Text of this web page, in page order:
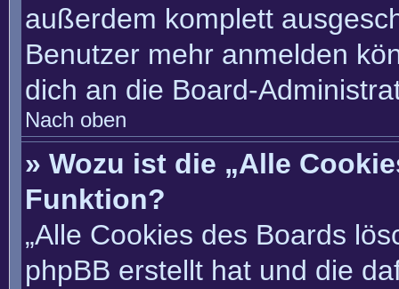
außerdem komplett
Benutzer mehr anmelden
dich an die Board-
Nach oben
» Wozu ist die „Alle
Funktion?
„Alle Cookies des Boards
phpBB erstellt hat und die